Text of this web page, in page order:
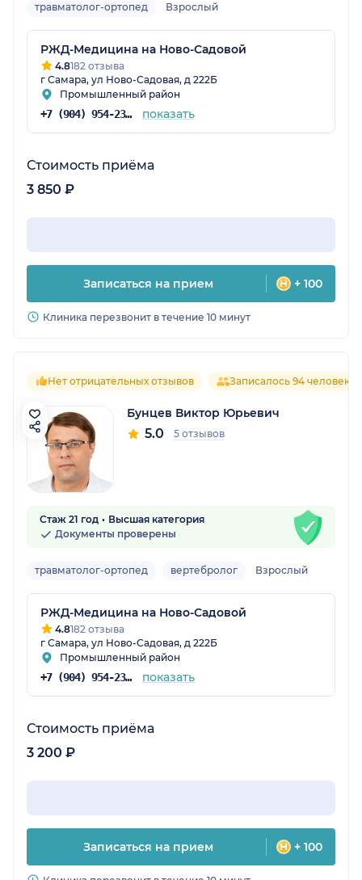
травматолог-ортопед Взрослый
РЖД-Медицина на Ново-Садовой
4.8182 отзыва
г Самара, ул Ново-Садовая, д 222Б
Промышленный район
+7 (904) 954-23-83 показать
Стоимость приёма
3 850 ₽
Записаться на прием + 100
Клиника перезвонит в течение 10 минут
Нет отрицательных отзывов Записалось 94 человека
Бунцев Виктор Юрьевич
5.0 5 отзывов
Стаж 21 год
Высшая категория
Документы проверены
травматолог-ортопед вертебролог Взрослый
РЖД-Медицина на Ново-Садовой
4.8182 отзыва
г Самара, ул Ново-Садовая, д 222Б
Промышленный район
+7 (904) 954-23-83 показать
Стоимость приёма
3 200 ₽
Записаться на прием + 100